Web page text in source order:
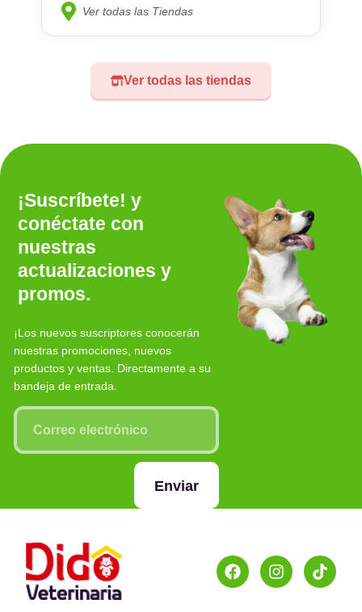
Ver todas las tiendas
Ver todas las Tiendas
¡Suscríbete! y
conéctate con
nuestras
actualizaciones y
promos.
¡Los nuevos suscriptores conocerán
nuestras promociones, nuevos
productos y ventas. Directamente a su
bandeja de entrada.
Enviar